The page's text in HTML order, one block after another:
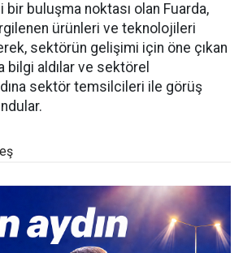
buluşma noktası olan Fuarda,
ürünleri ve teknolojileri
sektörün gelişimi için öne çıkan
bilgi aldılar ve sektörel
sektör temsilcileri ile görüş